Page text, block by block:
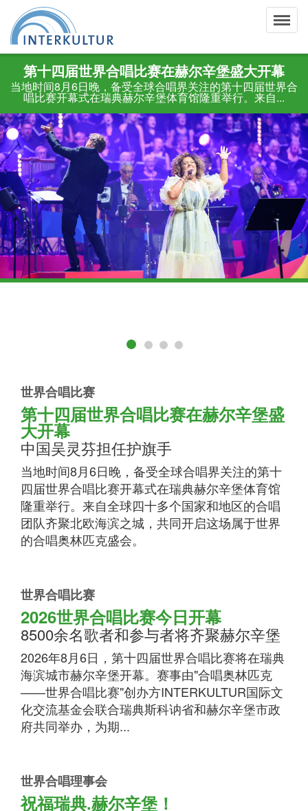
第十四届世界合唱比赛在赫尔辛堡盛大开幕
当地时间8月6日晚，备受全球合唱界关注的第十四届世界合
唱比赛开幕式在瑞典赫尔辛堡体育馆隆重举行。来自...
世界合唱比赛
第十四届世界合唱比赛在赫尔辛堡盛
大开幕
中国吴灵芬担任护旗手
当地时间8月6日晚，备受全球合唱界关注的第十
四届世界合唱比赛开幕式在瑞典赫尔辛堡体育馆
隆重举行。来自全球四十多个国家和地区的合唱
团队齐聚北欧海滨之城，共同开启这场属于世界
的合唱奥林匹克盛会。
世界合唱比赛
2026世界合唱比赛今日开幕
8500余名歌者和参与者将齐聚赫尔辛堡
2026年8月6日，第十四届世界合唱比赛将在瑞典
海滨城市赫尔辛堡开幕。赛事由"合唱奥林匹克
——世界合唱比赛"创办方INTERKULTUR国际文
化交流基金会联合瑞典斯科讷省和赫尔辛堡市政
府共同举办，为期...
世界合唱理事会
祝福瑞典.赫尔辛堡！